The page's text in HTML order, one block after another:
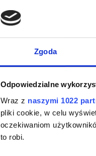
Zgoda
Odpowiedzialne
Wraz z naszymi 1022
pliki cookie, w celu
oczekiwaniom
to robi.